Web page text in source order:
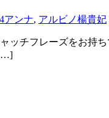
アンナ, アルビノ楊貴妃
ッチフレーズをお持
[…]